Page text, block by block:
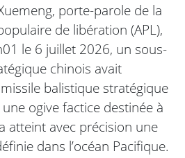
porte-parole de la
de libération (APL),
le 6 juillet 2026, un sous-
chinois avait
balistique stratégique
ogive factice destinée à
atteint avec précision une
dans l’océan Pacifique.